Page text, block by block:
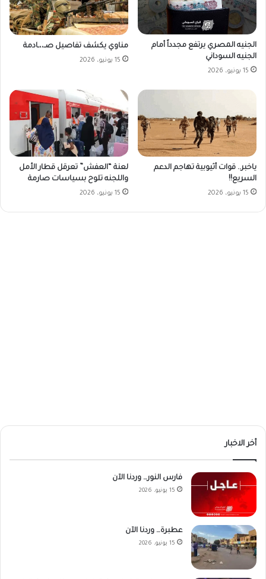
الجنيه المصري يرتفع مجدداً أمام
الجنيه السوداني
15 يونيو، 2026
مناوي يكشف تفاصيل صـ،،ـادمة
15 يونيو، 2026
ياخبر.. قوات أثيوبية تهاجم الدعم
السريع!!
15 يونيو، 2026
لعنة “العفش” تعرقل قطار الأمل
واللجنه تلوح بسياسات صارمة
15 يونيو، 2026
أخر الاخبار
فارس النور… وردنا الآن
15 يونيو، 2026
عطبرة… وردنا الآن
15 يونيو، 2026